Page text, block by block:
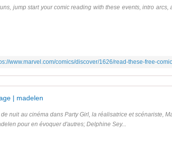
jump start your comic reading with these events, intro arcs,
www.marvel.com/comics/discover/1626/read-these-free-
| madelen
nuit au cinéma dans Party Girl, la réalisatrice et scénariste,
pour en évoquer d'autres; Delphine Sey...